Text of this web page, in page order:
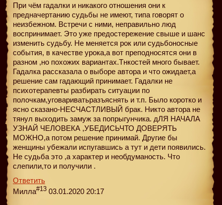
При чём гадалки и никакого отношения они к
предначертанию судьбы не имеют, типа говорят о
неизбежном. Встречи с ними, неправильно люд
воспринимает. Это уже предостережение свыше и шанс
изменить судьбу. Не меняется рок или судьбоносные
события, в качестве урока,а вот преподносятся они в
разном ,но похожих вариантах.Тнкостей много бывает.
Гадалка рассказала о выборе автора и что ожидает,а
решение сам гадающий принимает. Гадалки не
психотерапевты разбирать ситуации по
полочкам,уговариватьразъяснять и т.п. Было коротко и
ясно сказано-НЕСЧАСТЛИВЫЙ брак. Никто автора не
тянул выходить замуж за попрыгунчика. дЛЯ НАЧАЛА
УЗНАЙ ЧЕЛОВЕКА ,УБЕДИСЬЧТО ДОВЕРЯТЬ
МОЖНО,а потом решение принимай. Другие бы
женщины убежали испугавшись а тут и дети появились.
Не судьба это ,а характер и необдуманость. Что
слепили,то и получили .
Ответить
Милла#13 03.01.2020 20:17